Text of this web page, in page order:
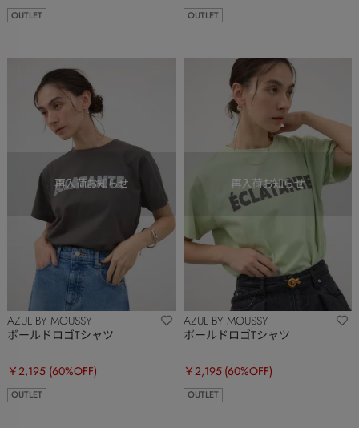
OUTLET OUTLET
AZUL BY MOUSSY
ボールドロゴTシャツ
￥2,195 (60%OFF)
OUTLET
AZUL BY MOUSSY
ボールドロゴTシャツ
￥2,195 (60%OFF)
OUTLET